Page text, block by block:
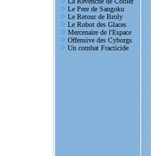
Le Pere de Sangoku
Le Retour de Broly
Le Robot des Glaces
Mercenaire de l'Espace
Offensive des Cyborgs
Un combat Fracticide